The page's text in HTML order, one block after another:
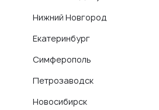
Нижний Новгород
Екатеринбург
Симферополь
Петрозаводск
Новосибирск